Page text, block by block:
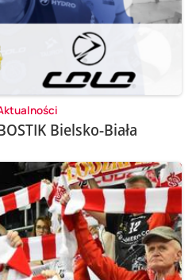
Bielsko-Biała